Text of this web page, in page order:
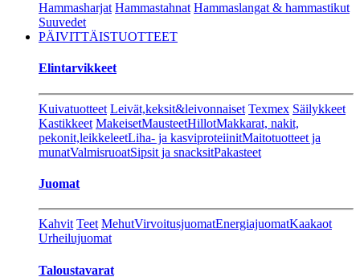
Hammasharjat Hammastahnat Hammaslangat & hammastikut
Suuvedet
PÄIVITTÄISTUOTTEET
Elintarvikkeet
Kuivatuotteet Leivät,keksit&leivonnaiset Texmex Säilykkeet
Kastikkeet MakeisetMausteetHillotMakkarat, nakit,
pekonit,leikkeleetLiha- ja kasviproteiinitMaitotuotteet ja
munatValmisruoatSipsit ja snacksitPakasteet
Juomat
Kahvit Teet MehutVirvoitusjuomatEnergiajuomatKaakaot
Urheilujuomat
Taloustavarat